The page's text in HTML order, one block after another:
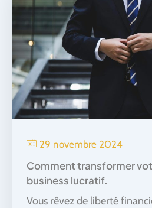
29 novembre 2024
Comment transformer
business lucratif.
Vous rêvez de liberté